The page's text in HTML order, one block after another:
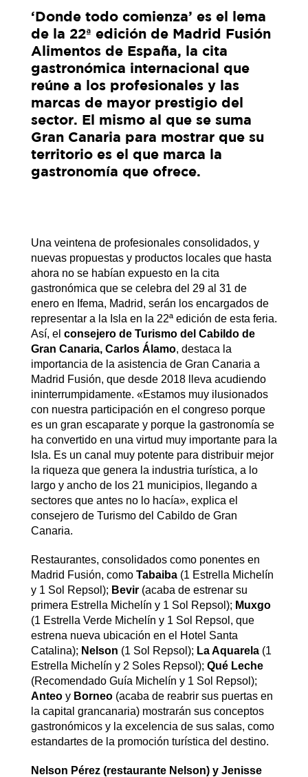
‘Donde todo comienza’ es el lema
de la 22ª edición de Madrid Fusión
Alimentos de España, la cita
gastronómica internacional que
reúne a los profesionales y las
marcas de mayor prestigio del
sector. El mismo al que se suma
Gran Canaria para mostrar que su
territorio es el que marca la
gastronomía que ofrece.
Una veintena de profesionales consolidados, y
nuevas propuestas y productos locales que hasta
ahora no se habían expuesto en la cita
gastronómica que se celebra del 29 al 31 de
enero en Ifema, Madrid, serán los encargados de
representar a la Isla en la 22ª edición de esta feria.
Así, el consejero de Turismo del Cabildo de
Gran Canaria, Carlos Álamo, destaca la
importancia de la asistencia de Gran Canaria a
Madrid Fusión, que desde 2018 lleva acudiendo
ininterrumpidamente. «Estamos muy ilusionados
con nuestra participación en el congreso porque
es un gran escaparate y porque la gastronomía se
ha convertido en una virtud muy importante para la
Isla. Es un canal muy potente para distribuir mejor
la riqueza que genera la industria turística, a lo
largo y ancho de los 21 municipios, llegando a
sectores que antes no lo hacía», explica el
consejero de Turismo del Cabildo de Gran
Canaria.
Restaurantes, consolidados como ponentes en
Madrid Fusión, como Tabaiba(1 Estrella Michelín
y 1 Sol Repsol); Bevir(acaba de estrenar su
primera Estrella Michelín y 1 Sol Repsol); Muxgo
(1 Estrella Verde Michelín y 1 Sol Repsol, que
estrena nueva ubicación en el Hotel Santa
Catalina); Nelson (1 Sol Repsol); La Aquarela(1
Estrella Michelín y 2 Soles Repsol); Qué Leche
(Recomendado Guía Michelín y 1 Sol Repsol);
Anteoy Borneo (acaba de reabrir sus puertas en
la capital grancanaria) mostrarán sus conceptos
gastronómicos y la excelencia de sus salas, como
estandartes de la promoción turística del destino.
Nelson Pérez (restaurante Nelson) y Jenisse